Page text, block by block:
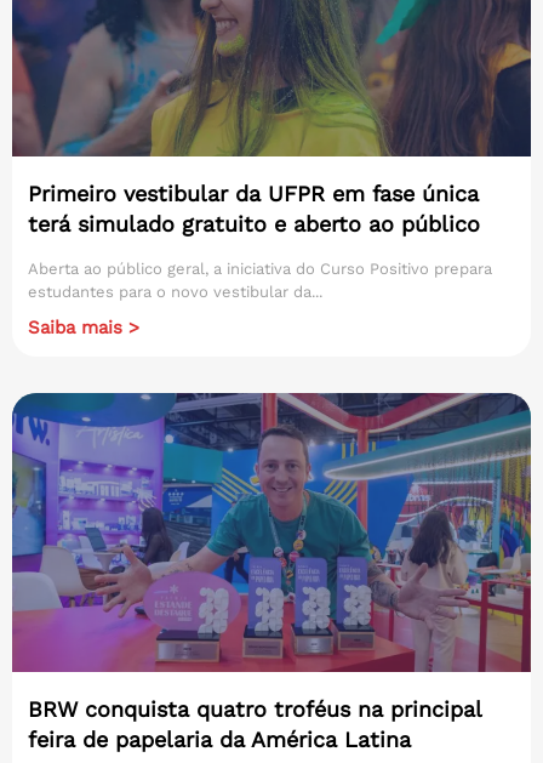
Primeiro vestibular da UFPR em fase única
terá simulado gratuito e aberto ao público
Aberta ao público geral, a iniciativa do Curso Positivo prepara
estudantes para o novo vestibular da...
Saiba mais >
BRW conquista quatro troféus na principal
feira de papelaria da América Latina